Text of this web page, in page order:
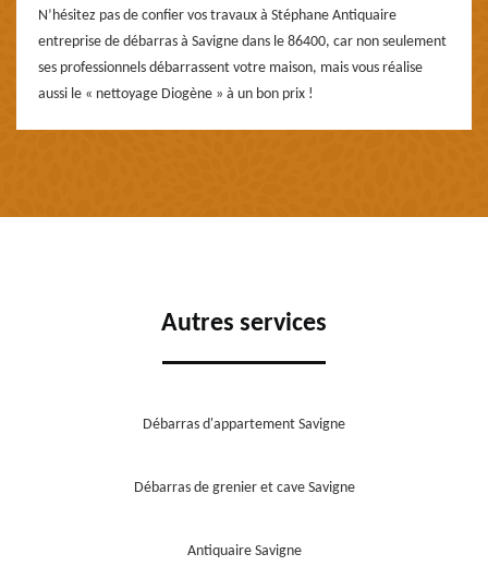
N’hésitez pas de confier vos travaux à Stéphane Antiquaire
entreprise de débarras à Savigne dans le 86400, car non seulement
ses professionnels débarrassent votre maison, mais vous réalise
aussi le « nettoyage Diogène » à un bon prix !
Autres services
Débarras d'appartement Savigne
Débarras de grenier et cave Savigne
Antiquaire Savigne